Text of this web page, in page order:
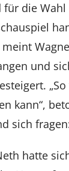
die
meint
und
kann“,
sich
hatte